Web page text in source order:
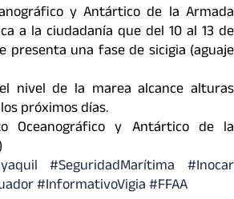
y Antártico de la Armada
a la ciudadanía que del 10 al 13 de
presenta una fase de sicigia (aguaje
nivel de la marea alcance alturas
próximos días.
Oceanográfico y Antártico de la
#SeguridadMarítima#Inocar
#InformativoVigia #FFAA